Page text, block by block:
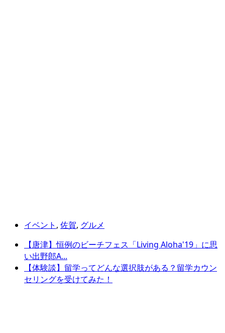
イベント , 佐賀, グルメ
【唐津】恒例のビーチフェス「Living Aloha'19」に思
い出野郎A...
【体験談】留学ってどんな選択肢がある？留学カウン
セリングを受けてみた！